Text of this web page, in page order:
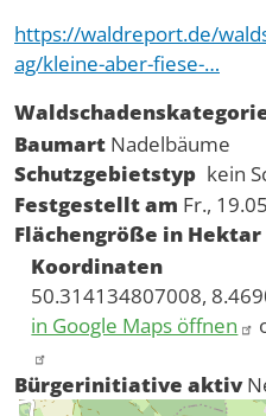
https://waldreport.de/
ag/kleine-aber-fiese-…
Baumart Nadelbäume
Schutzgebietstyp kein
Festgestellt am Fr.,
Flächengröße in Hektar
Koordinaten
50.314134807008,
in Google Maps öffnen
Bürgerinitiative aktiv